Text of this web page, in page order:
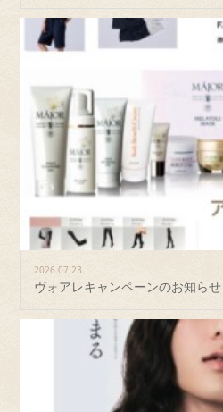
2026.07.23
ヴォアレキャンペーンのお知らせ